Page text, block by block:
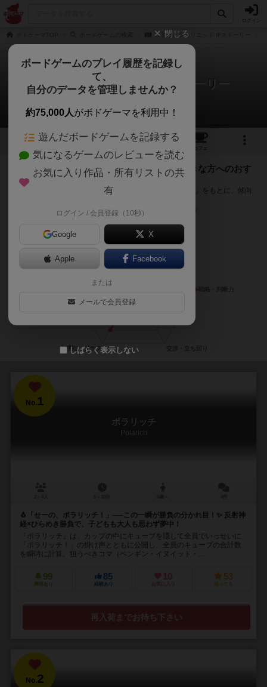
ロミオとジュリエット IFストーリー
ロミオとジュリエット IFストーリー
次のおすすめボードゲーム
2 1
カフェ
『ロミオとジュリエット IFストーリー』が好きな方へのおす
すめ
このゲームのトップページで投票された「プレイ感の評価」をもとに、傾向
※リストには一定の投票数がある作品のみを表示しています
No.1
ポラリッチ
Polarich
🐧「せーの、ポラリッチ！」──この一瞬が勝負の分かれ目！✨ 反射神
経×ひらめき勝負で、子どもも大人も思わず夢中！
『ポラリッチ』は、カップの中にキューブを隠して全員でいっせいに
「ポラリッチ！」の掛け声とともに公開し、全員のキューブの合計数
を瞬時に計算。狙うべきコマ（ペンギン・イヌイット・...
99
興味あり
85
経験あり
10
お気に入り
53
持ってる
再入荷までお待ち下さい
No.2
閉じる
ボードゲームのプレイ履歴を記録し
て、
自分のデータを管理しませんか？
約75,000人がボドゲーマを利用中！
遊んだボードゲームを記録する
気になるゲームのレビューを読む
お気に入り作品・所有リストの共
有
ログイン / 会員登録（10秒）
Google X
Apple Facebook
または
メールで会員登録
しばらく表示しない